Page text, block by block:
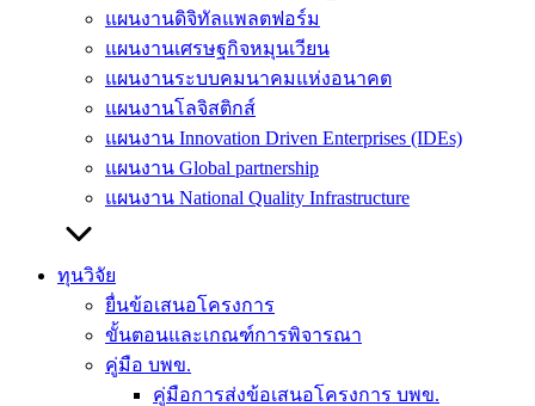
แผนงานดิจิทัลแพลตฟอร์ม
แผนงานเศรษฐกิจหมุนเวียน
แผนงานระบบคมนาคมแห่งอนาคต
แผนงานโลจิสติกส์
แผนงาน Innovation Driven Enterprises (IDEs)
แผนงาน Global partnership
แผนงาน National Quality Infrastructure
ทุนวิจัย
ยื่นข้อเสนอโครงการ
ขั้นตอนและเกณฑ์การพิจารณา
คู่มือ บพข.
คู่มือการส่งข้อเสนอโครงการ บพข.